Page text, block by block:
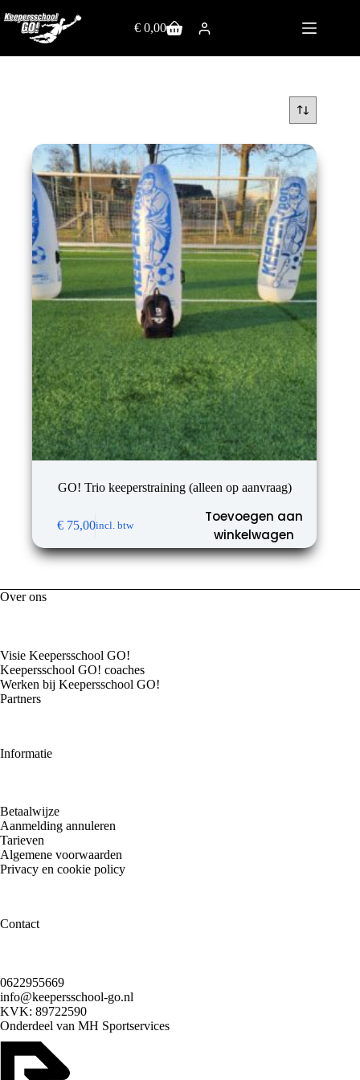
€ 0,00
GO! Trio keeperstraining (alleen op aanvraag)
€ 75,00incl. btw
Toevoegen aan
winkelwagen
Over ons
Visie Keepersschool GO!
Keepersschool GO! coaches
Werken bij Keepersschool GO!
Partners
Informatie
Betaalwijze
Aanmelding annuleren
Tarieven
Algemene voorwaarden
Privacy en cookie policy
Contact
0622955669
info@keepersschool-go.nl
KVK: 89722590
Onderdeel van MH Sportservices